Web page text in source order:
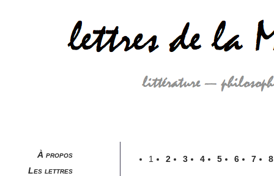
À propos
Les lettres
1 2 3 4 5 6 7 8